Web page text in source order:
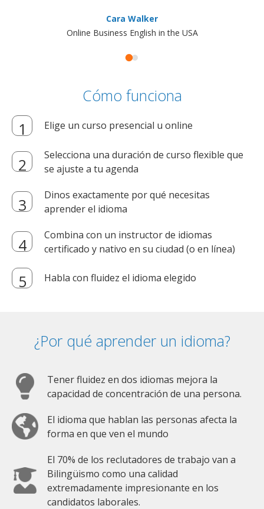
Cara Walker
Online Business English in the USA
Cómo funciona
Elige un curso presencial u online
Selecciona una duración de curso flexible que
se ajuste a tu agenda
Dinos exactamente por qué necesitas
aprender el idioma
Combina con un instructor de idiomas
certificado y nativo en su ciudad (o en línea)
Habla con fluidez el idioma elegido
¿Por qué aprender un idioma?
Tener fluidez en dos idiomas mejora la
capacidad de concentración de una persona.
El idioma que hablan las personas afecta la
forma en que ven el mundo
El 70% de los reclutadores de trabajo van a
Bilingüismo como una calidad
extremadamente impresionante en los
candidatos laborales.